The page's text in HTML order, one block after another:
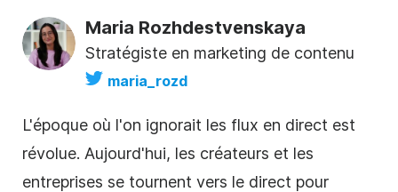
Maria Rozhdestvenskaya
Stratégiste en marketing de contenu
maria_rozd
L'époque où l'on ignorait les flux en direct est
révolue. Aujourd'hui, les créateurs et les
entreprises se tournent vers le direct pour